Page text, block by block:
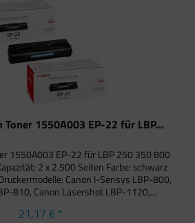
Toner 1550A003 EP-22 für LBP...
1550A003 EP-22 für LBP 250 350 800
2 x 2.500 Seiten Farbe: schwarz
Canon I-Sensys LBP-800,
810, Canon Lasershot LBP-1120,...
21,17 € *